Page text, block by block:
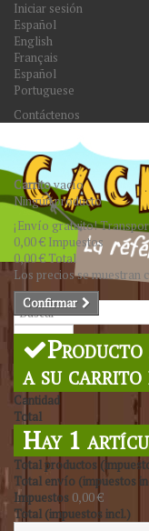
Iniciar sesión
Español
English
Français
Español
Portuguese
Contáctenos
Buscar
Carritovacío
Ningún producto
¡Envío gratuito!
0,00 € Impuestos
0,00 €Total
Los precios se muestran
Confirmar
Producto
a su carrito
Cantidad
Total
Hay 1
Total productos
Total envío (impuestos
Impuestos 0,00 €
Total (impuestos incl.)